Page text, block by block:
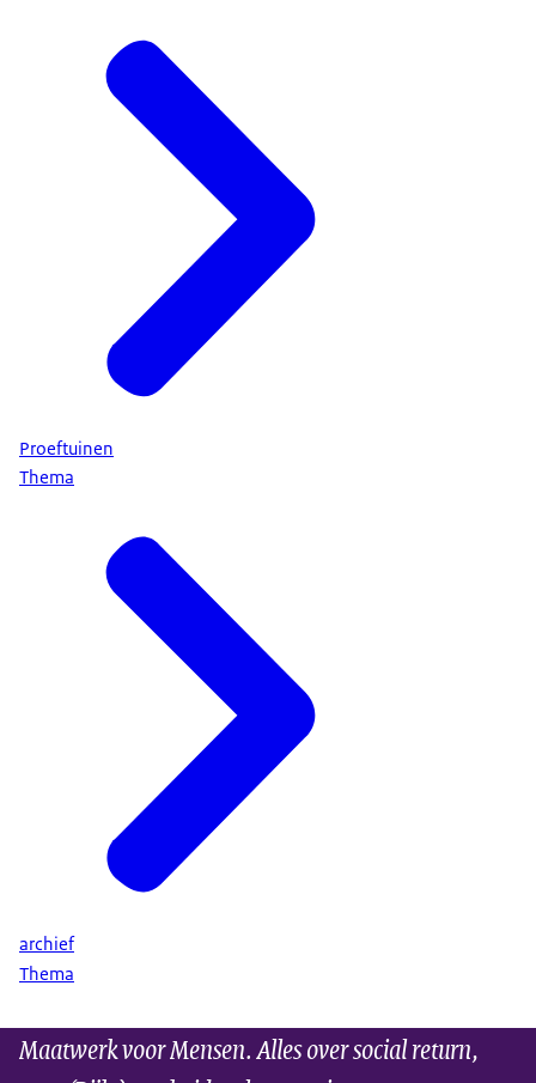
Proeftuinen
Thema
archief
Thema
Maatwerk voor Mensen. Alles over social return,